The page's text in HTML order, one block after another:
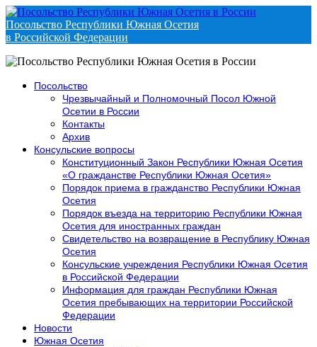
Посольство Республики Южная Осетия
в Российской Федерации
Посольство
Чрезвычайный и Полномочный Посол Южной
Осетии в России
Контакты
Архив
Консульские вопросы
Конституционный Закон Республики Южная Осетия
«О гражданстве Республики Южная Осетия»
Порядок приема в гражданство Республики Южная
Осетия
Порядок въезда на территорию Республики Южная
Осетия для иностранных граждан
Свидетельство на возвращение в Республику Южная
Осетия
Консульские учреждения Республики Южная Осетия
в Российской Федерации
Информация для граждан Республики Южная
Осетия пребывающих на территории Российской
Федерации
Новости
Южная Осетия